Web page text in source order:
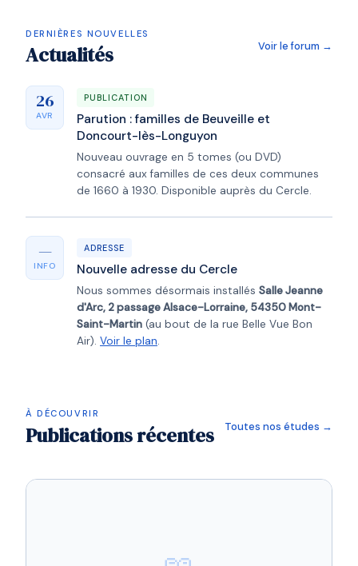
DERNIÈRES NOUVELLES
Actualités Voir le forum →
26
AVR
PUBLICATION
Parution : familles de Beuveille et
Doncourt-lès-Longuyon
Nouveau ouvrage en 5 tomes (ou DVD)
consacré aux familles de ces deux communes
de 1660 à 1930. Disponible auprès du Cercle.
—
INFO
ADRESSE
Nouvelle adresse du Cercle
Nous sommes désormais installés Salle Jeanne
d'Arc, 2 passage Alsace-Lorraine, 54350 Mont-
Saint-Martin (au bout de la rue Belle Vue Bon
Air). Voir le plan.
À DÉCOUVRIR
Publications récentes Toutes nos études →